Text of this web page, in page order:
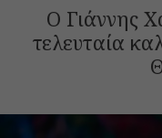
Ο Γιάννης
τελευταία